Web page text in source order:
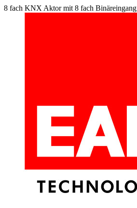
8 fach KNX Aktor mit 8 fach Binäreingang